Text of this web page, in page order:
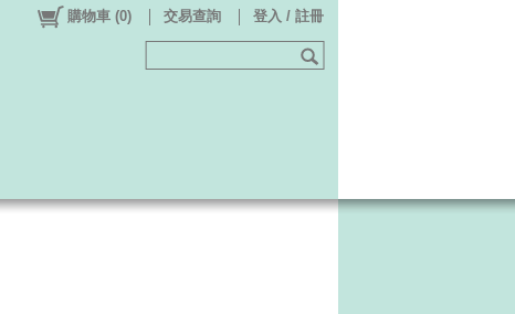
購物車 (0) 交易查詢 登入 / 註冊